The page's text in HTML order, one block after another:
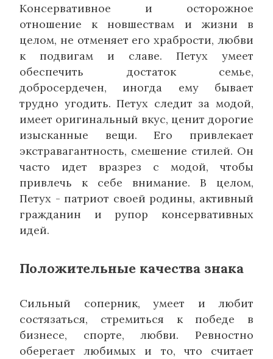
Консервативное и осторожное
отношение к новшествам и жизни в
целом, не отменяет его храбрости, любви
к подвигам и славе. Петух умеет
обеспечить достаток семье,
добросердечен, иногда ему бывает
трудно угодить. Петух следит за модой,
имеет оригинальный вкус, ценит дорогие
изысканные вещи. Его привлекает
экстравагантность, смешение стилей. Он
часто идет вразрез с модой, чтобы
привлечь к себе внимание. В целом,
Петух - патриот своей родины, активный
гражданин и рупор консервативных
идей.
Положительные качества знака
Сильный соперник, умеет и любит
состязаться, стремиться к победе в
бизнесе, спорте, любви. Ревностно
оберегает любимых и то, что считает